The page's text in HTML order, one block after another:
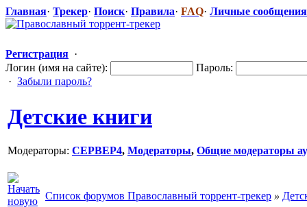
Главная· Трекер· Поиск· Правила· FAQ· Личные сообщения
Регистрация ·
Логин (имя на сайте):
Пароль:
· Забыли пароль?
Детские книги
Модераторы: CEPBEP4, Модераторы, Общие модераторы
Список форумов Православный торрент-трекер »